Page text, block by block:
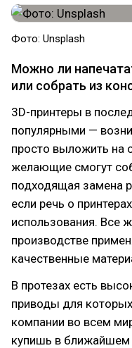
Фото: Unsplash
Можно ли
или собрать из
3D-принтеры в
популярными —
просто выложить на
желающие смогут
подходящая замена
если речь о
использования. Все
производстве
качественные
В протезах есть
приводы для
компании во всем
купишь в ближайшем